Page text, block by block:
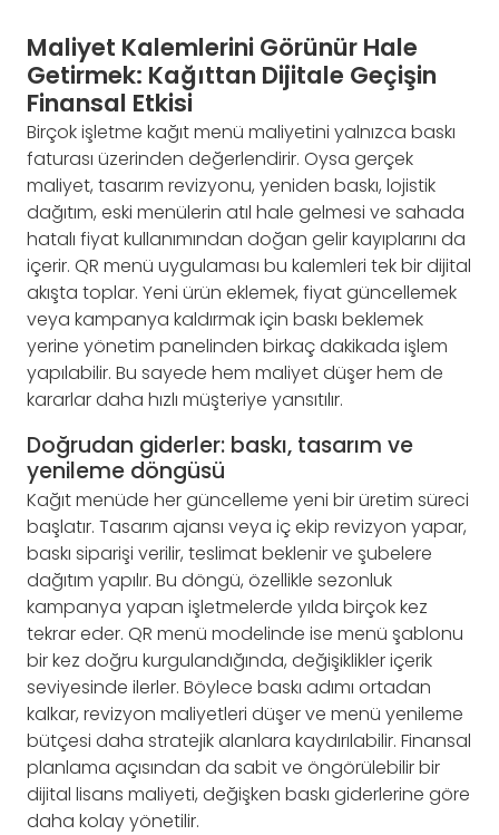
Maliyet Kalemlerini Görünür Hale
Getirmek: Kağıttan Dijitale Geçişin
Finansal Etkisi
Birçok işletme kağıt menü maliyetini yalnızca baskı
faturası üzerinden değerlendirir. Oysa gerçek
maliyet, tasarım revizyonu, yeniden baskı, lojistik
dağıtım, eski menülerin atıl hale gelmesi ve sahada
hatalı fiyat kullanımından doğan gelir kayıplarını da
içerir. QR menü uygulaması bu kalemleri tek bir dijital
akışta toplar. Yeni ürün eklemek, fiyat güncellemek
veya kampanya kaldırmak için baskı beklemek
yerine yönetim panelinden birkaç dakikada işlem
yapılabilir. Bu sayede hem maliyet düşer hem de
kararlar daha hızlı müşteriye yansıtılır.
Doğrudan giderler: baskı, tasarım ve
yenileme döngüsü
Kağıt menüde her güncelleme yeni bir üretim süreci
başlatır. Tasarım ajansı veya iç ekip revizyon yapar,
baskı siparişi verilir, teslimat beklenir ve şubelere
dağıtım yapılır. Bu döngü, özellikle sezonluk
kampanya yapan işletmelerde yılda birçok kez
tekrar eder. QR menü modelinde ise menü şablonu
bir kez doğru kurgulandığında, değişiklikler içerik
seviyesinde ilerler. Böylece baskı adımı ortadan
kalkar, revizyon maliyetleri düşer ve menü yenileme
bütçesi daha stratejik alanlara kaydırılabilir. Finansal
planlama açısından da sabit ve öngörülebilir bir
dijital lisans maliyeti, değişken baskı giderlerine göre
daha kolay yönetilir.